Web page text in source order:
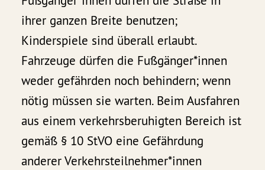
ihrer ganzen Breite benutzen;
Kinderspiele sind überall erlaubt.
Fahrzeuge dürfen die Fußgänger*innen
weder gefährden noch behindern; wenn
nötig müssen sie warten. Beim Ausfahren
aus einem verkehrsberuhigten Bereich ist
gemäß § 10 StVO eine Gefährdung
anderer Verkehrsteilnehmer*innen